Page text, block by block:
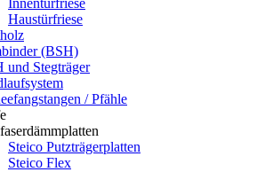
Innentürfriese
Haustürfriese
(BSH)
und Stegträger
/ Pfähle
Steico Putzträgerplatten
Steico Flex